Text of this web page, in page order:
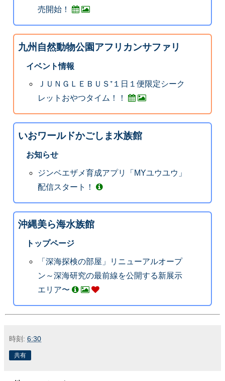
売開始！
九州自然動物公園アフリカンサファリ
イベント情報
ＪＵＮＧＬＥＢＵＳ⁺１日１便限定シーク
レットおやつタイム！！
いおワールドかごしま水族館
お知らせ
ジンベエザメ育成アプリ「MYユウユウ」
配信スタート！
沖縄美ら海水族館
トップページ
「深海探検の部屋」リニューアルオープ
ン～深海研究の最前線を公開する新展示
エリア〜
時刻: 6:30
共有